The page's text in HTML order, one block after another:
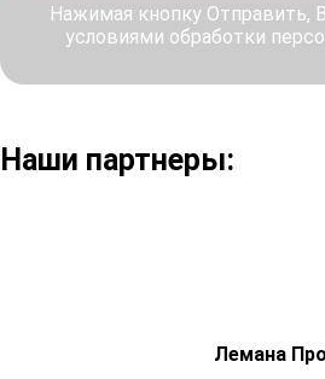
Нажимая кнопку Отправить,
условиями обработки
Наши партнеры:
Лемана Про